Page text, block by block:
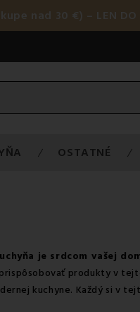
nad 30 €) – LEN DO
OSTATNÉ
je srdcom vašej
produkty v
kuchyne. Každý si v